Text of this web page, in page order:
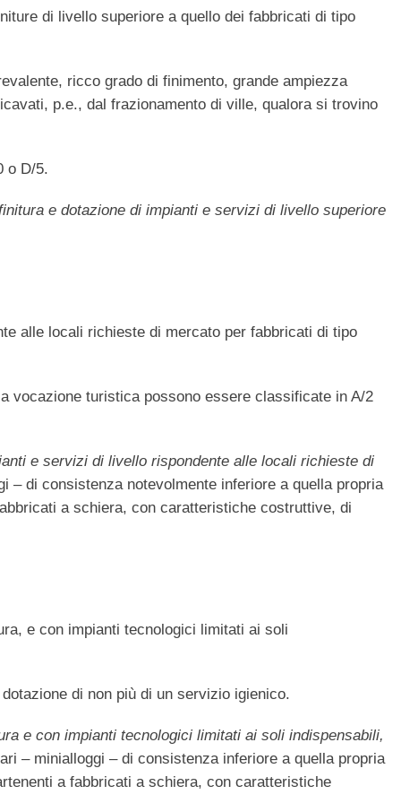
di livello superiore a quello dei fabbricati di tipo
ricco grado di finimento, grande ampiezza
p.e., dal frazionamento di ville, qualora si trovino
o D/5.
e dotazione di impianti e servizi di livello superiore
alle locali richieste di mercato per fabbricati di tipo
vocazione turistica possono essere classificate in A/2
e servizi di livello rispondente alle locali richieste di
– di consistenza notevolmente inferiore a quella propria
a schiera, con caratteristiche costruttive, di
e con impianti tecnologici limitati ai soli
di non più di un servizio igienico.
e con impianti tecnologici limitati ai soli indispensabili,
– minialloggi – di consistenza inferiore a quella propria
a fabbricati a schiera, con caratteristiche